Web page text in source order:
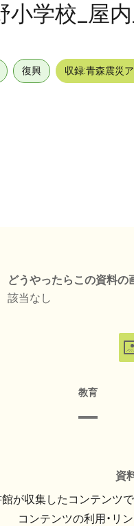
学校_屋
復興 収録:青森震災ア
どうやったらこの資料の
該当なし
教育
資
が収集したコンテンツで
コンテンツの利用・リ